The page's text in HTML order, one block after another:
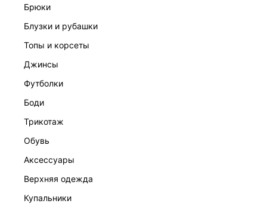
брюки
блузки и рубашки
топы и корсеты
джинсы
футболки
боди
трикотаж
обувь
аксессуары
верхняя одежда
купальники
ЖАКЕТ
10 999 ₽